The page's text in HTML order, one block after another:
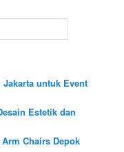
untuk Event
Estetik dan
Chairs Depok